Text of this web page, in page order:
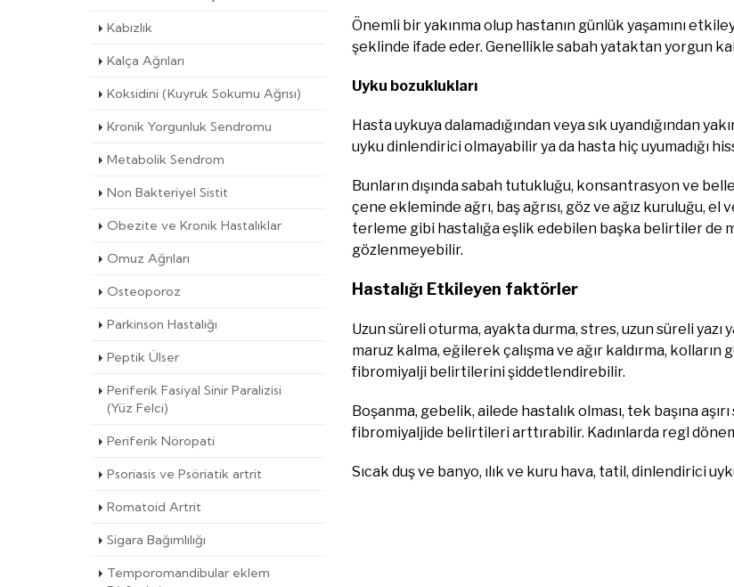
Kabızlık
Kalça Ağrıları
Koksidini (Kuyruk Sokumu Ağrısı)
Kronik Yorgunluk Sendromu
Metabolik Sendrom
Non Bakteriyel Sistit
Obezite ve Kronik Hastalıklar
Omuz Ağrıları
Osteoporoz
Parkinson Hastalığı
Peptik Ülser
Periferik Fasiyal Sinir Paralizisi
(Yüz Felci)
Periferik Nöropati
Psoriasis ve Psöriatik artrit
Romatoid Artrit
Sigara Bağımlılığı
Temporomandibular eklem
Önemli bir yakınma olup hastanın günlük yaşamını
şeklinde ifade eder. Genellikle sabah yataktan yorgun
Uyku bozuklukları
Hasta uykuya dalamadığından veya sık uyandığından
uyku dinlendirici olmayabilir ya da hasta hiç uyumadığı
Bunların dışında sabah tutukluğu, konsantrasyon ve
çene ekleminde ağrı, baş ağrısı, göz ve ağız kuruluğu, el
terleme gibi hastalığa eşlik edebilen başka belirtiler de
gözlenmeyebilir.
Hastalığı Etkileyen faktörler
Uzun süreli oturma, ayakta durma, stres, uzun süreli
maruz kalma, eğilerek çalışma ve ağır kaldırma, kolların
fibromiyalji belirtilerini şiddetlendirebilir.
Boşanma, gebelik, ailede hastalık olması, tek başına
fibromiyaljide belirtileri arttırabilir. Kadınlarda regl
Sıcak duş ve banyo, ılık ve kuru hava, tatil, dinlendirici